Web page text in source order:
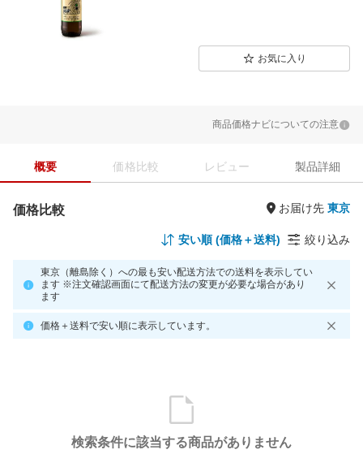
お気に入り
商品価格ナビについての注意
概要 価格比較 レビュー 製品詳細
価格比較 お届け先
安い順 (価格＋送料) 絞り込み
東京（離島除く）への最も安い配送方法での送料を表示してい
ます ※注文確認画面にて配送方法の変更が必要な場合があり
ます
価格＋送料で安い順に表示しています。
検索条件に該当する商品がありません